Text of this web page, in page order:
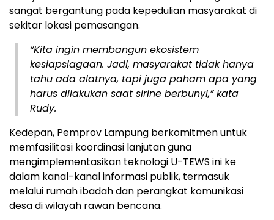
sangat bergantung pada kepedulian masyarakat di
sekitar lokasi pemasangan.
“Kita ingin membangun ekosistem
kesiapsiagaan. Jadi, masyarakat tidak hanya
tahu ada alatnya, tapi juga paham apa yang
harus dilakukan saat sirine berbunyi,” kata
Rudy.
Kedepan, Pemprov Lampung berkomitmen untuk
memfasilitasi koordinasi lanjutan guna
mengimplementasikan teknologi U-TEWS ini ke
dalam kanal-kanal informasi publik, termasuk
melalui rumah ibadah dan perangkat komunikasi
desa di wilayah rawan bencana.